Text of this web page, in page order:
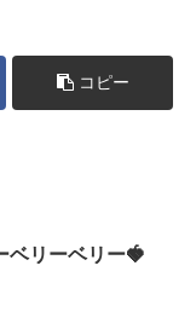
コピー
ベリーベリー🍓